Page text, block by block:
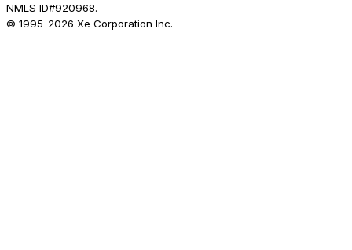
NMLS ID#920968.
© 1995-2026 Xe Corporation Inc.